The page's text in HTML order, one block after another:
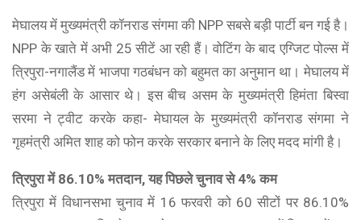
मेघालय में मुख्यमंत्री कॉनराड संगमा की NPP सबसे बड़ी पार्टी बन गई है।
NPP के खाते में अभी 25 सीटें आ रही हैं। वोटिंग के बाद एग्जिट पोल्स में
त्रिपुरा-नगालैंड में भाजपा गठबंधन को बहुमत का अनुमान था। मेघालय में
हंग असेबंली के आसार थे। इस बीच असम के मुख्यमंत्री हिमंता बिस्वा
सरमा ने ट्वीट करके कहा- मेघायल के मुख्यमंत्री कॉनराड संगमा ने
गृहमंत्री अमित शाह को फोन करके सरकार बनाने के लिए मदद मांगी है।
त्रिपुरा में 86.10% मतदान, यह पिछले चुनाव से 4% कम
त्रिपुरा में विधानसभा चुनाव में 16 फरवरी को 60 सीटों पर 86.10%